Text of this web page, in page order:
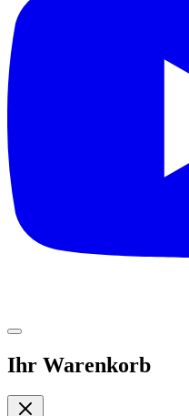
Ihr Warenkorb